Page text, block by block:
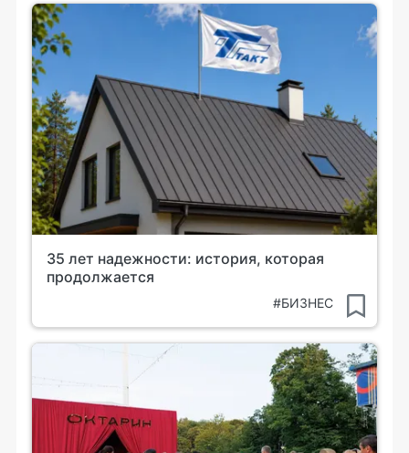
35 лет надежности: история, которая
продолжается
#БИЗНЕС